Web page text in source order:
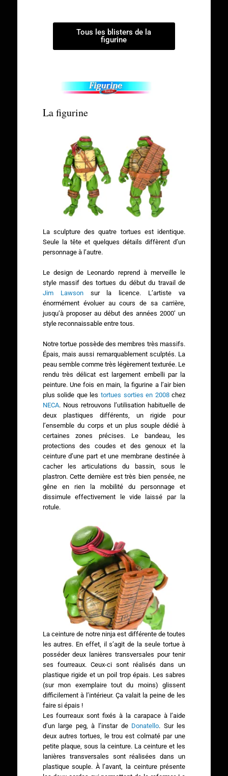
Tous les blisters de la
figurine
La figurine
La sculpture des quatre tortues est identique.
Seule la tête et quelques détails diffèrent d’un
personnage à l’autre.
Le design de Leonardo reprend à merveille le
style massif des tortues du début du travail de
Jim Lawsonsur la licence. L’artiste va
énormément évoluer au cours de sa carrière,
jusqu’à proposer au début des années 2000’ un
style reconnaissable entre tous.
Notre tortue possède des membres très massifs.
Épais, mais aussi remarquablement sculptés. La
peau semble comme très légèrement texturée. Le
rendu très délicat est largement embelli par la
peinture. Une fois en main, la figurine a l’air bien
plus solide que les tortues sorties en 2008chez
NECA. Nous retrouvons l’utilisation habituelle de
deux plastiques différents, un rigide pour
l’ensemble du corps et un plus souple dédié à
certaines zones précises. Le bandeau, les
protections des coudes et des genoux et la
ceinture d’une part et une membrane destinée à
cacher les articulations du bassin, sous le
plastron. Cette dernière est très bien pensée, ne
gêne en rien la mobilité du personnage et
dissimule effectivement le vide laissé par la
rotule.
La ceinture de notre ninja est différente de toutes
les autres. En effet, il s’agit de la seule tortue à
posséder deux lanières transversales pour tenir
ses fourreaux. Ceux-ci sont réalisés dans un
plastique rigide et un poil trop épais. Les sabres
(sur mon exemplaire tout du moins) glissent
difficilement à l’intérieur. Ça valait la peine de les
faire si épais !
Les fourreaux sont fixés à la carapace à l’aide
d’un large peg, à l’instar de Donatello. Sur les
deux autres tortues, le trou est colmaté par une
petite plaque, sous la ceinture. La ceinture et les
lanières transversales sont réalisées dans un
plastique souple. À l’avant, la ceinture présente